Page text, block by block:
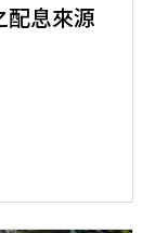
配息來源